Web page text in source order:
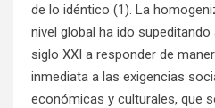
de lo idéntico (1). La
nivel global ha ido
siglo XXI a responder de
inmediata a las exigencias
económicas y culturales, que